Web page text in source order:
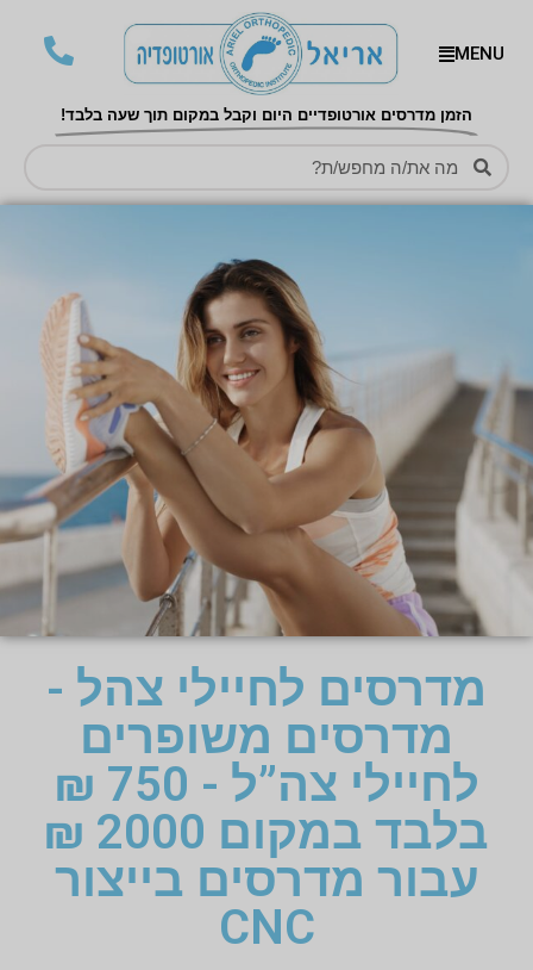
MENU
הזמן מדרסים אורטופדיים היום וקבל במקום תוך שעה בלבד!
מדרסים לחיילי צהל -
מדרסים משופרים
לחיילי צה”ל - 750 ₪
בלבד במקום 2000 ₪
עבור מדרסים בייצור
CNC